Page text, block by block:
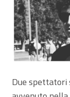
Due spettatori